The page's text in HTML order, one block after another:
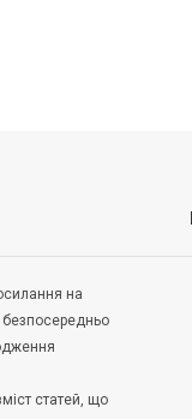
на
безпосередньо
статей, що